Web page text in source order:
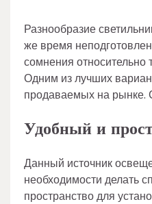
Разнообразие
же время
сомнения
Одним из лучших
продаваемых на рынке.
Удобный и
Данный источник
необходимости делать
пространство для